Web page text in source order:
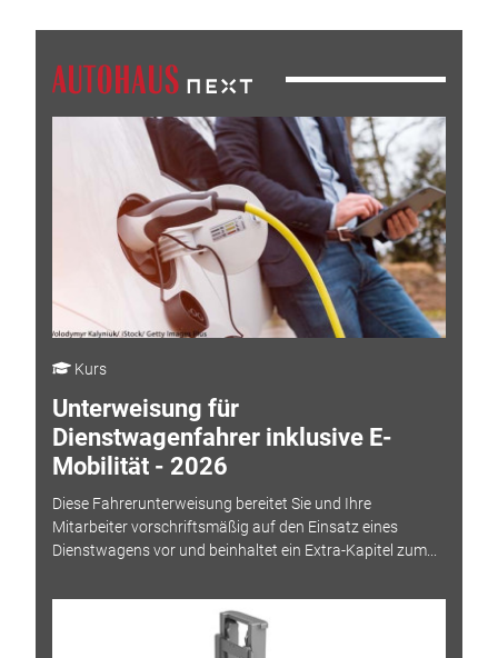
Kurs
Unterweisung für
Dienstwagenfahrer inklusive E-
Mobilität - 2026
Diese Fahrerunterweisung bereitet Sie und Ihre
Mitarbeiter vorschriftsmäßig auf den Einsatz eines
Dienstwagens vor und beinhaltet ein Extra-Kapitel zum...